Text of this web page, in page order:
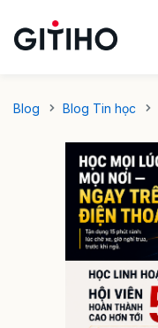
Blog Blog Tin học